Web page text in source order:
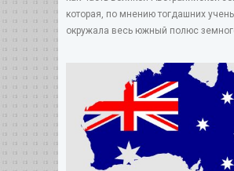
которая, по мнению тогдашних
окружала весь южный полюс